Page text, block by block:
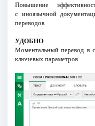
Повышение
с иноязычной
переводов
УДОБНО
Моментальный перевод в
ключевых параметров